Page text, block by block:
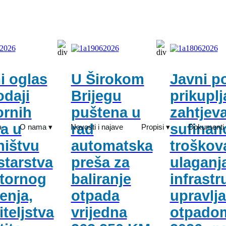
O nama ▾ Novosti i najave Propisi ▾ Dokumenti
oglas
u
U Širokom
Brijegu
puštena u
rad
automatska
preša za
baliranje
otpada
vrijedna
Javni